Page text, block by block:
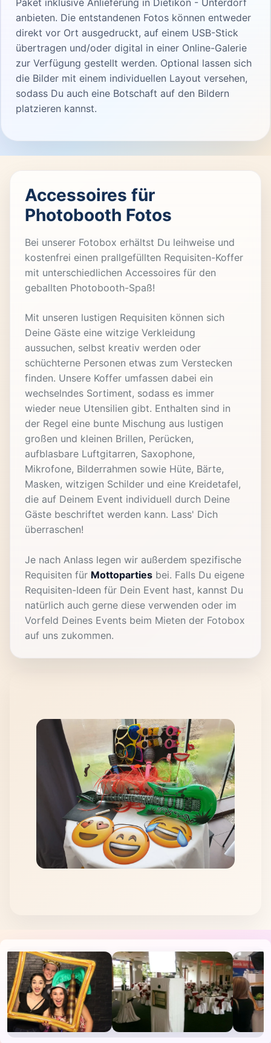
anbieten. Die entstandenen Fotos können entweder
direkt vor Ort ausgedruckt, auf einem USB-Stick
übertragen und/oder digital in einer Online-Galerie
zur Verfügung gestellt werden. Optional lassen sich
die Bilder mit einem individuellen Layout versehen,
sodass Du auch eine Botschaft auf den Bildern
platzieren kannst.
Accessoires für
Photobooth Fotos
Bei unserer Fotobox erhältst Du leihweise und
kostenfrei einen prallgefüllten Requisiten-Koffer
mit unterschiedlichen Accessoires für den
geballten Photobooth-Spaß!
Mit unseren lustigen Requisiten können sich
Deine Gäste eine witzige Verkleidung
aussuchen, selbst kreativ werden oder
schüchterne Personen etwas zum Verstecken
finden. Unsere Koffer umfassen dabei ein
wechselndes Sortiment, sodass es immer
wieder neue Utensilien gibt. Enthalten sind in
der Regel eine bunte Mischung aus lustigen
großen und kleinen Brillen, Perücken,
aufblasbare Luftgitarren, Saxophone,
Mikrofone, Bilderrahmen sowie Hüte, Bärte,
Masken, witzigen Schilder und eine Kreidetafel,
die auf Deinem Event individuell durch Deine
Gäste beschriftet werden kann. Lass' Dich
überraschen!
Je nach Anlass legen wir außerdem spezifische
Requisiten für Mottoparties bei. Falls Du eigene
Requisiten-Ideen für Dein Event hast, kannst Du
natürlich auch gerne diese verwenden oder im
Vorfeld Deines Events beim Mieten der Fotobox
auf uns zukommen.